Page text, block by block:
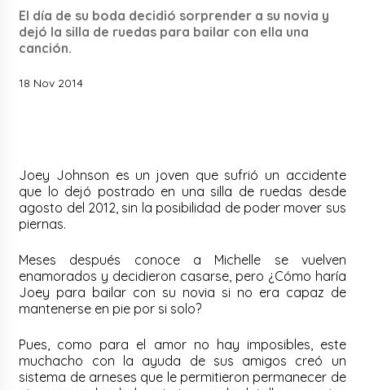
El día de su boda decidió sorprender a su novia y
dejó la silla de ruedas para bailar con ella una
canción.
18 Nov 2014
Joey Johnson es un joven que sufrió un accidente
que lo dejó postrado en una silla de ruedas desde
agosto del 2012, sin la posibilidad de poder mover sus
piernas.
Meses después conoce a Michelle se vuelven
enamorados y decidieron casarse, pero ¿Cómo haría
Joey para bailar con su novia si no era capaz de
mantenerse en pie por si solo?
Pues, como para el amor no hay imposibles, este
muchacho con la ayuda de sus amigos creó un
sistema de arneses que le permitieron permanecer de